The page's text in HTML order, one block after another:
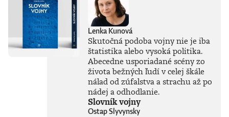
Lenka Kunová
Skutočná podoba vojny nie je iba
štatistika alebo vysoká politika.
Abecedne usporiadané scény zo
života bežných ľudí v celej škále
nálad od zúfalstva a strachu až po
nádej a odhodlanie.
Slovník vojny
Ostap Slyvynsky